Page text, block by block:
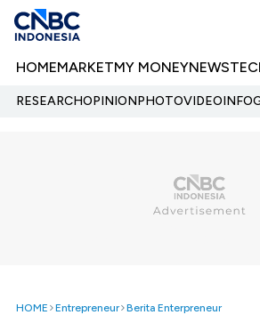
HOMEMARKETMY MONEYNEWS
RESEARCHOPINIONPHOTOVIDEO
HOME Entrepreneur Berita Enterpreneur